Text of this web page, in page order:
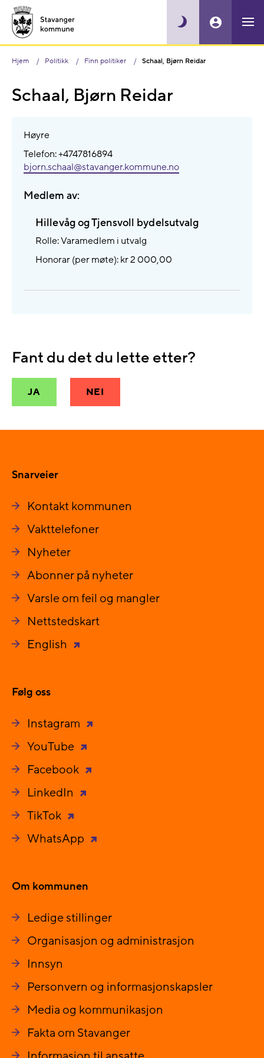
Hjem Politikk Finn politiker Schaal, Bjørn Reidar
Schaal, Bjørn Reidar
Høyre
Telefon: +4747816894
bjorn.schaal@​stavanger.kommune.no
Medlem av:
Hillevåg og Tjensvoll bydelsutvalg
Rolle: Varamedlem i utvalg
Honorar (per møte): kr 2 000,00
Fant du det du lette etter?
JA NEI
Snarveier
Kontakt kommunen
Vakttelefoner
Nyheter
Abonner på nyheter
Varsle om feil og mangler
Nettstedskart
English
Følg oss
Instagram
YouTube
Facebook
LinkedIn
TikTok
WhatsApp
Om kommunen
Ledige stillinger
Organisasjon og administrasjon
Innsyn
Personvern og informasjonskapsler
Media og kommunikasjon
Fakta om Stavanger